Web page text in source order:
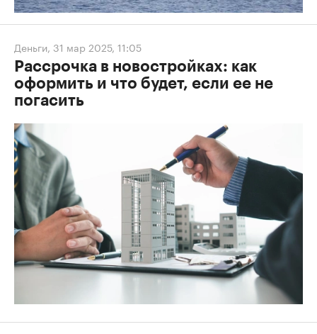
Деньги, 31 мар 2025, 11:05
Рассрочка в новостройках: как
оформить и что будет, если ее не
погасить